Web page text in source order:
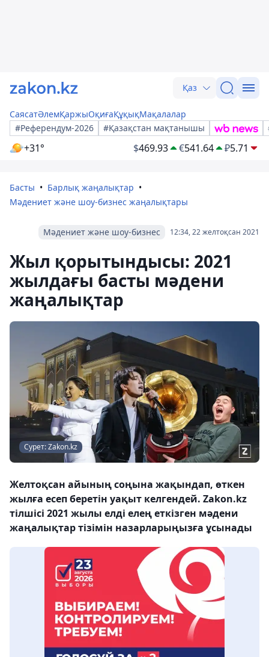
Қаз
СаясатӘлемҚаржыОқиғаҚұқықМақалалар
#Референдум-2026
#Қазақстан мақтанышы
+31° $469.93 €541.64 ₽5.71
Басты
Барлық жаңалықтар
Мәдениет және шоу-бизнес жаңалықтары
12:34, 22 желтоқсан 2021
Мәдениет және шоу-бизнес
Жыл қорытындысы: 2021
жылдағы басты мәдени
жаңалықтар
Сурет: Zakon.kz
Желтоқсан айының соңына жақындап, өткен
жылға есеп беретін уақыт келгендей. Zakon.kz
тілшісі 2021 жылы елді елең еткізген мәдени
жаңалықтар тізімін назарларыңызға ұсынады